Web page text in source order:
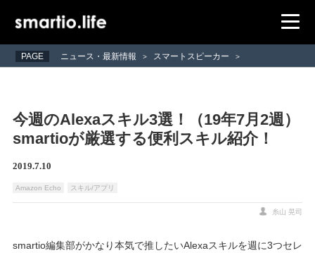
PAGE ニュース・最新情報 > スマートスピーカー >
今週のAlexaスキル3選！（19年7月2週）
smartioが厳選する便利スキル紹介！
2019.7.10
Amazon Echo スキル/アプリ
糸山 晃司
smartio編集部がかなり本気で推したいAlexaスキルを週に3つセレ